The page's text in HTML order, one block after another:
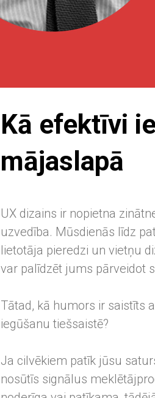
Kā efektīvi
mājaslapā
UX dizains ir nopietna
uzvedība. Mūsdienās līdz
lietotāja pieredzi un vietņu
var palīdzēt jums pārveidot
Tātad, kā humors ir saistīts
iegūšanu tiešsaistē?
Ja cilvēkiem patīk jūsu
nosūtīs signālus